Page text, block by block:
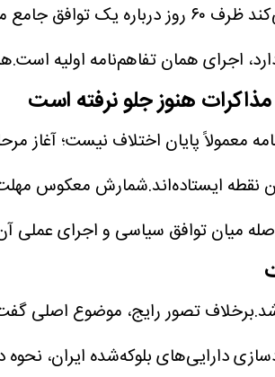
است. تفاهم‌نامه‌ای که دو طرف را
اجرای همان تفاهم‌نامه اولیه
هنوز جلو نرفته است
معمولاً پایان اختلاف نیست؛ آغاز
میان توافق سیاسی و اجرای عملی
تصور رایج، موضوع اصلی
دارایی‌های بلوکه‌شده ایران،